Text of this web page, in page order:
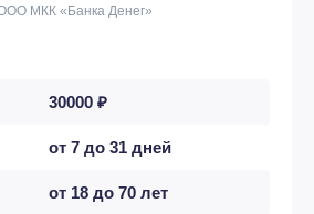
МКК «Банка Денег»
30000 ₽
от 7 до 31 дней
от 18 до 70 лет